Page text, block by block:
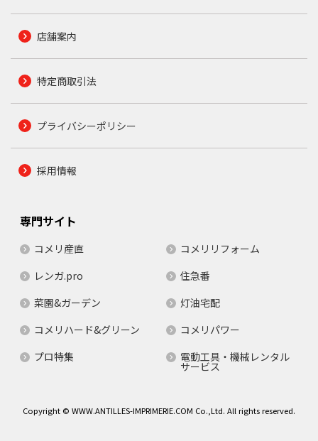
店舗案内
特定商取引法
プライバシーポリシー
採用情報
専門サイト
コメリ産直
コメリリフォーム
レンガ.pro
住急番
菜園&ガーデン
灯油宅配
コメリハード&グリーン
コメリパワー
プロ特集
電動工具・機械レンタル
サービス
Copyright © WWW.ANTILLES-IMPRIMERIE.COM Co.,Ltd. All rights reserved.